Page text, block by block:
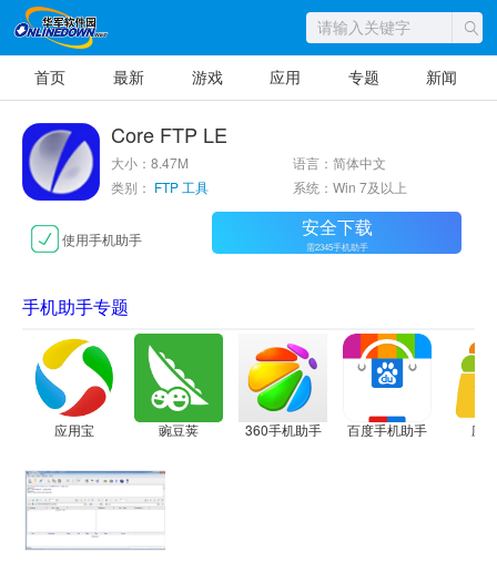
首页 最新 游戏 应用 专题 新闻
Core FTP LE
大小：8.47M
语言：简体中文
类别： FTP 工具 系统：Win 7及以上
使用手机助手 安全下载
需2345手机助手
手机助手专题
应用宝 豌豆荚 360手机助手 百度手机助手 应